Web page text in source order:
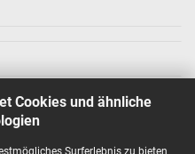
Cookies und ähnliche
Surferlebnis zu bieten